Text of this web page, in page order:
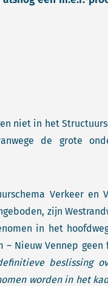
niet in het
de grote
Verkeer en
zijn
in het
– Nieuw Vennep geen
beslissing
worden in het